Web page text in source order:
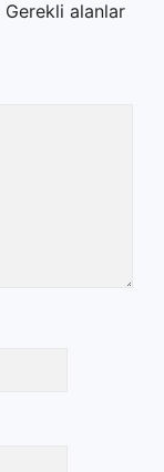
Gerekli alanlar